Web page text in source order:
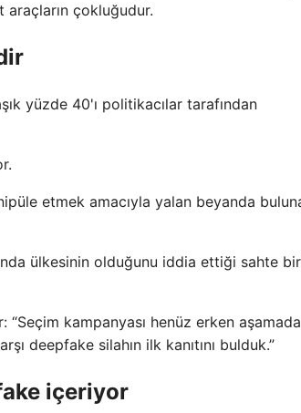
araçların çokluğudur.
yüzde 40'ı politikacılar tarafından
etmek amacıyla yalan beyanda
ülkesinin olduğunu iddia ettiği sahte
kampanyası henüz erken
deepfake silahın ilk kanıtını bulduk.”
içeriyor